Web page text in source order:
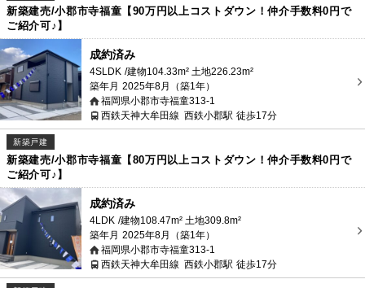
新築建売/小郡市寺福童【90万円以上コストダウン！仲介手数料0円で
ご紹介可♪】
4SLDK 建物104.33m² 土地226.23m²
築年月 2025年8月（築1年）
福岡県小郡市寺福童313-1
西鉄天神大牟田線 西鉄小郡駅 徒歩17分
成約済み
新築戸建
新築建売/小郡市寺福童【80万円以上コストダウン！仲介手数料0円で
ご紹介可♪】
4LDK 建物108.47m² 土地309.8m²
築年月 2025年8月（築1年）
福岡県小郡市寺福童313-1
西鉄天神大牟田線 西鉄小郡駅 徒歩17分
成約済み